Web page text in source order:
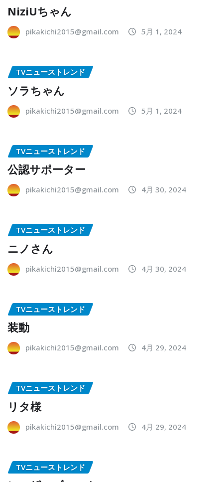
NiziUちゃん
pikakichi2015@gmail.com 5月 1, 2024
TVニューストレンド
ソラちゃん
pikakichi2015@gmail.com 5月 1, 2024
TVニューストレンド
公認サポーター
pikakichi2015@gmail.com 4月 30, 2024
TVニューストレンド
ニノさん
pikakichi2015@gmail.com 4月 30, 2024
TVニューストレンド
装動
pikakichi2015@gmail.com 4月 29, 2024
TVニューストレンド
リタ様
pikakichi2015@gmail.com 4月 29, 2024
TVニューストレンド